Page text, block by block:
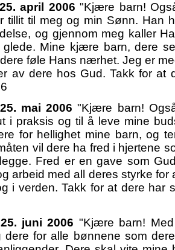
april 2006 "Kjære barn!
tillit til meg og min Sønn. Han
og gjennom meg kaller
Mine kjære barn, dere
føle Hans nærhet. Jeg er
av dere hos Gud. Takk for at
mai 2006 "Kjære barn!
i praksis og til å leve mine
for hellighet mine barn, og
vil dere ha fred i hjertene
Fred er en gave som
arbeid med all deres styrke for
i verden. Takk for at dere har
juni 2006 "Kjære barn!
dere for alle bønnene som